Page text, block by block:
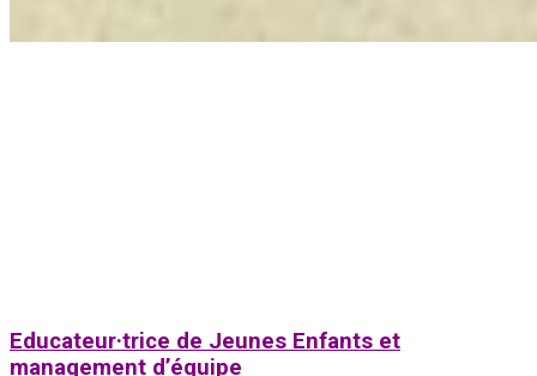
Educateur·trice de Jeunes Enfants et
management d’équipe